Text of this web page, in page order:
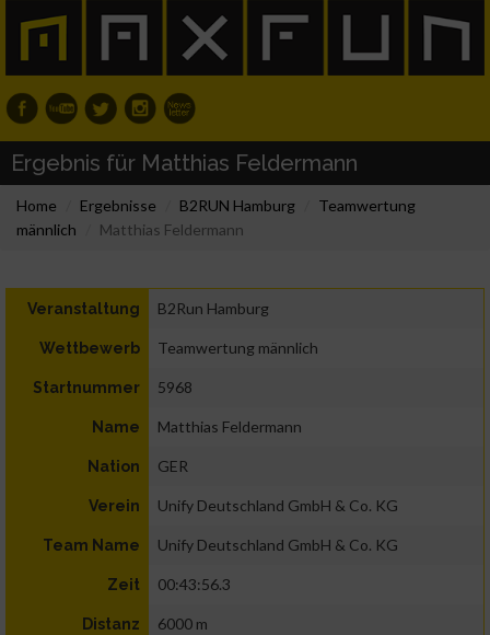
Ergebnis für Matthias Feldermann
Home Ergebnisse B2RUN Hamburg
Teamwertung
männlich
Matthias Feldermann
Veranstaltung B2Run Hamburg
Wettbewerb Teamwertung männlich
Startnummer 5968
Name Matthias Feldermann
Nation GER
Verein Unify Deutschland GmbH & Co. KG
Team Name Unify Deutschland GmbH & Co. KG
Zeit 00:43:56.3
Distanz 6000 m